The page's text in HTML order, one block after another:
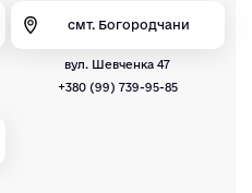
смт. Богородчани
вул. Шевченка 47
+380 (99) 739-95-85